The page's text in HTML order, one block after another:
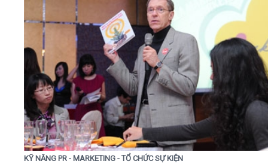
KỸ NĂNG PR - MARKETING - TỔ CHỨC SỰ KIỆN